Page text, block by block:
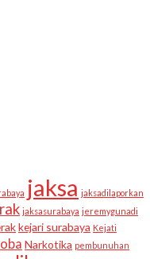
jaksa jaksadilaporkan
jaksasurabaya jeremygunadi
kejari surabaya Kejati
Narkotika pembunuhan